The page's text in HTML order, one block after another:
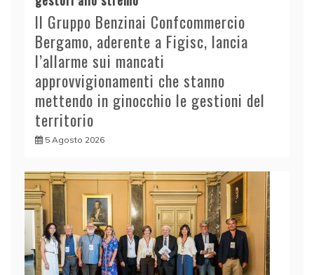
Il Gruppo Benzinai Confcommercio
Bergamo, aderente a Figisc, lancia
l’allarme sui mancati
approvvigionamenti che stanno
mettendo in ginocchio le gestioni del
territorio
5 Agosto 2026